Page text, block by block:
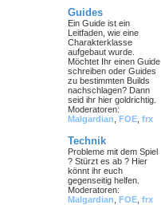
Guides
Ein Guide ist ein
Leitfaden, wie eine
Charakterklasse
aufgebaut wurde.
Möchtet Ihr einen Guide
schreiben oder Guides
zu bestimmten Builds
nachschlagen? Dann
seid ihr hier goldrichtig.
Moderatoren:
Malgardian FOE frx
Technik
Probleme mit dem Spiel
? Stürzt es ab ? Hier
könnt ihr euch
gegenseitig helfen.
Moderatoren:
Malgardian FOE frx